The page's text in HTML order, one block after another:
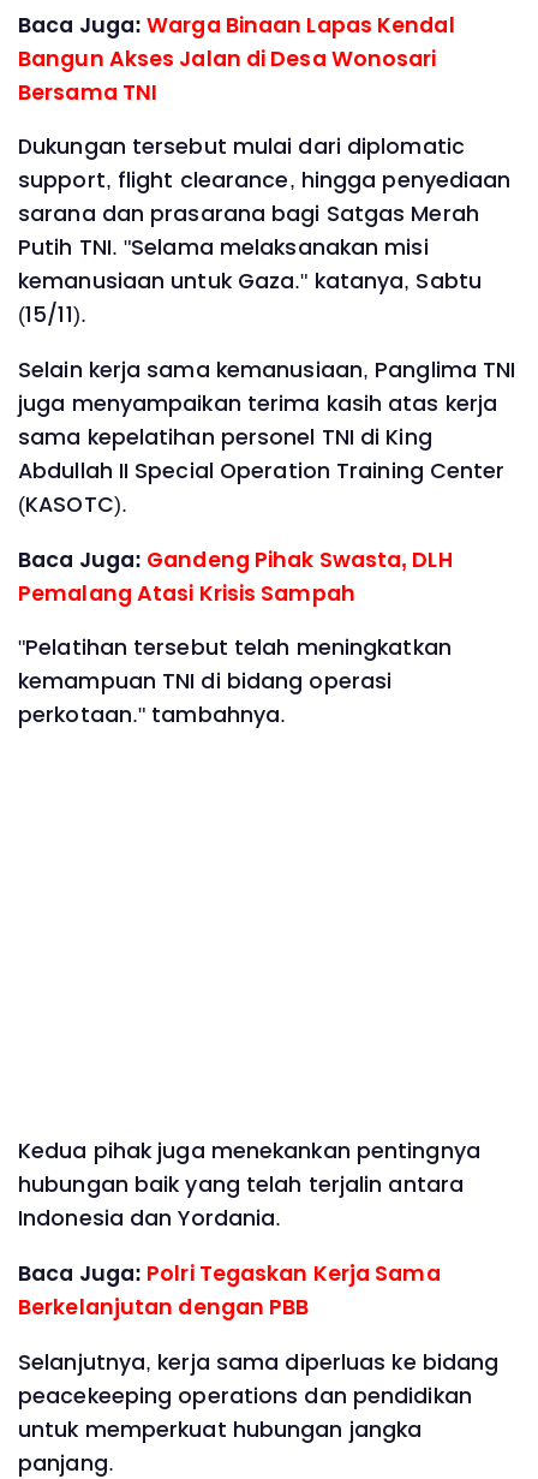
Baca Juga:Warga Binaan Lapas Kendal
Bangun Akses Jalan di Desa Wonosari
Bersama TNI
Dukungan tersebut mulai dari diplomatic
support, flight clearance, hingga penyediaan
sarana dan prasarana bagi Satgas Merah
Putih TNI. "Selama melaksanakan misi
kemanusiaan untuk Gaza." katanya, Sabtu
(15/11).
Selain kerja sama kemanusiaan, Panglima TNI
juga menyampaikan terima kasih atas kerja
sama kepelatihan personel TNI di King
Abdullah II Special Operation Training Center
(KASOTC).
Baca Juga: Gandeng Pihak Swasta, DLH
Pemalang Atasi Krisis Sampah
"Pelatihan tersebut telah meningkatkan
kemampuan TNI di bidang operasi
perkotaan." tambahnya.
Kedua pihak juga menekankan pentingnya
hubungan baik yang telah terjalin antara
Indonesia dan Yordania.
Baca Juga: Polri Tegaskan Kerja Sama
Berkelanjutan dengan PBB
Selanjutnya, kerja sama diperluas ke bidang
peacekeeping operations dan pendidikan
untuk memperkuat hubungan jangka
panjang.